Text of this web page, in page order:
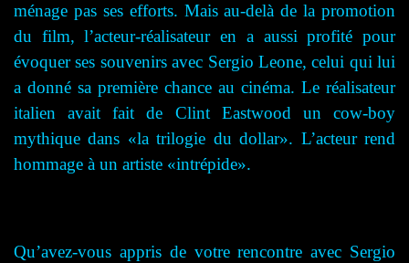
ménage pas ses efforts. Mais au-delà de la promotion
du film, l’acteur-réalisateur en a aussi profité pour
évoquer ses souvenirs avec Sergio Leone, celui qui lui
a donné sa première chance au cinéma. Le réalisateur
italien avait fait de Clint Eastwood un cow-boy
mythique dans «la trilogie du dollar». L’acteur rend
hommage à un artiste «intrépide».
Qu’avez-vous appris de votre rencontre avec Sergio